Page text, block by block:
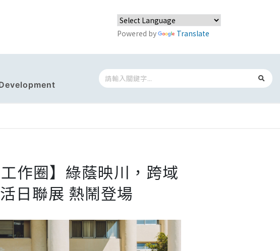
Powered by Translate
作圈】綠蔭映川，跨域
日聯展 熱鬧登場